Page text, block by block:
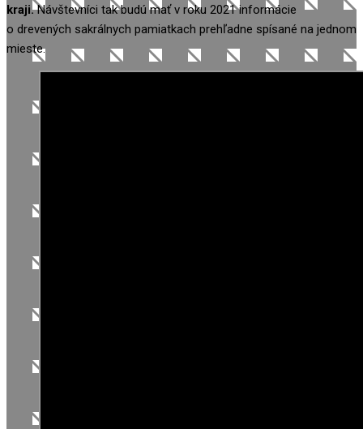
kraji.Návštevníci tak budú mať v roku 2021 informácie
o drevených sakrálnych pamiatkach prehľadne spísané na jednom
mieste.